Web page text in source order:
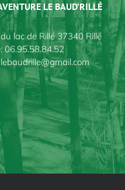
LE BAUD’RILLÉ
lac de Rillé 37340 Rillé
06.95.58.84.52
lebaudrille@gmail.com